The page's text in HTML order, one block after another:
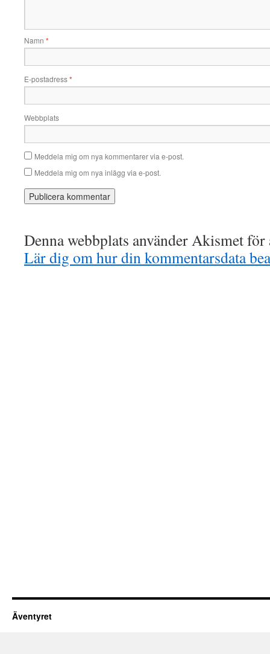
Namn *
E-postadress*
Webbplats
Meddela mig om nya kommentarer via e-post.
Meddela mig om nya inlägg via e-post.
Denna webbplats använder Akismet
Lär dig om hur din kommentarsdata
Äventyret